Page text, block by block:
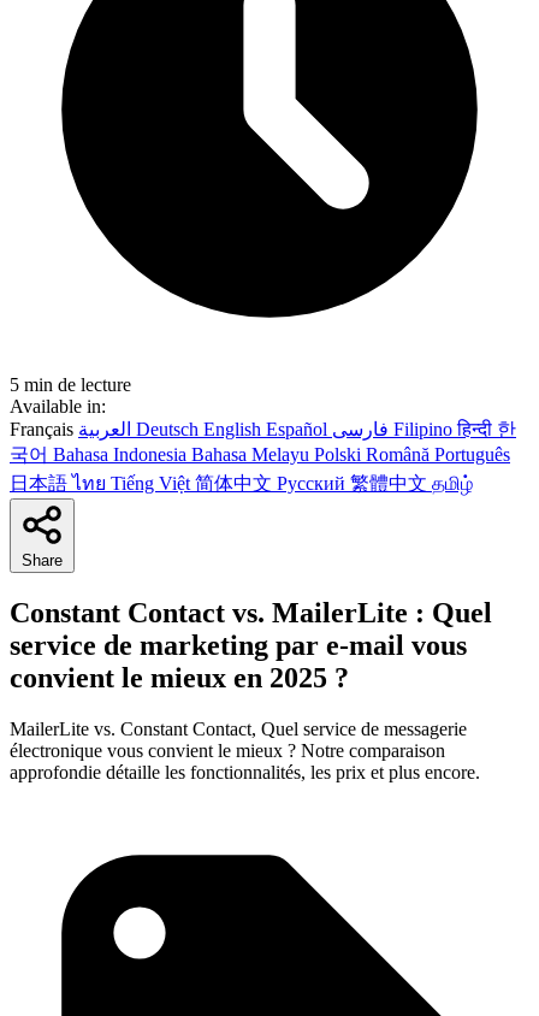
5 min de lecture
Available in:
Français
Deutsch English Español Filipinoहिन्दी 한
국어 Bahasa Indonesia Bahasa Melayu Polski Română Português
日本語ไทย Tiếng Việt 简体中文 Русский 繁體中文 தமிழ்
Share
Constant Contact vs. MailerLite : Quel
service de marketing par e-mail vous
convient le mieux en 2025 ?
MailerLite vs. Constant Contact, Quel service de messagerie
électronique vous convient le mieux ? Notre comparaison
approfondie détaille les fonctionnalités, les prix et plus encore.